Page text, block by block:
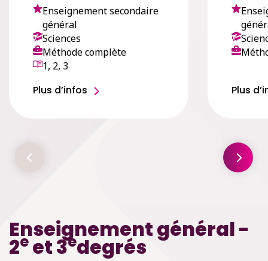
Enseignement secondaire
général
Sciences
Méthode complète
1, 2, 3
Plus d’infos Plus
Enseignement général -
2e et 3edegrés